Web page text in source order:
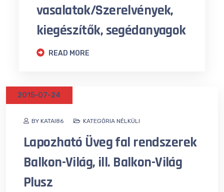
vasalatok/Szerelvények,
kiegészítők, segédanyagok
READ MORE
BY KATAI86
2015-07-24
KATEGÓRIA NÉLKÜLI
Lapozható Üveg fal rendszerek
Balkon-Világ, ill. Balkon-Világ
Plusz